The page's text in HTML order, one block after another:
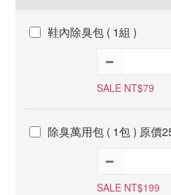
鞋內除臭包 ( 1組 )
SALE NT$79
除臭萬用包 ( 1包 ) 原價
SALE NT$199